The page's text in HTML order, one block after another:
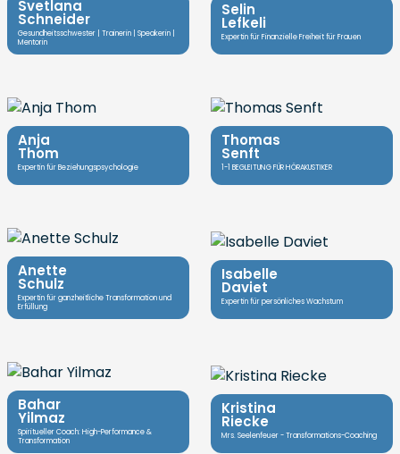
Svetlana
Schneider
Gesundheitsschwester | Trainerin | Speakerin |
Mentorin
Selin
Lefkeli
Expertin für Finanzielle Freiheit für Frauen
Anja
Thom
Expertin für Beziehungspsychologie
Thomas
Senft
1-1 BEGLEITUNG FÜR HÖRAKUSTIKER
Anette
Schulz
Expertin für ganzheitliche Transformation und
Erfüllung
Isabelle
Daviet
Expertin für persönliches Wachstum
Bahar
Yilmaz
Spiritueller Coach: High-Performance &
Transformation
Kristina
Riecke
Mrs. Seelenfeuer - Transformations-Coaching